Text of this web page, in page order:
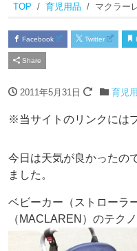
TOP 育児用品 マクラー
Facebook Twitter
Share
2011年5月31日 育児
※当サイトのリンクには
今日は天気が良かったの
ました。
ベビーカー（ストローラ
（MACLAREN）のテク